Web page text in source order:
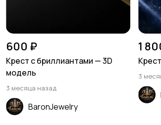
600 ₽
Крест с бриллиантами — 3D
модель
3 месяца назад
BaronJewelry
1
3